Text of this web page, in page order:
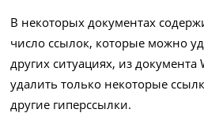
В некоторых документах
число ссылок, которые можно
других ситуациях, из
удалить только некоторые
другие гиперссылки.